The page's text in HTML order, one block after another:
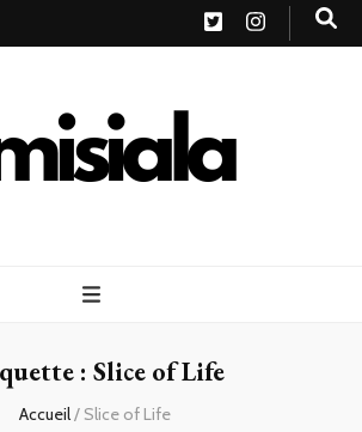
: Slice of Life
Accueil/ Slice of Life